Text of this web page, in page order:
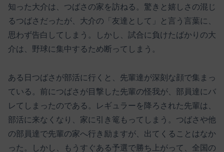
知った大介は、つばさの家を訪ねる。驚きと嬉しさの混じ
るつばさだったが、大介の「友達として」と言う言葉に、
思わず告白してしまう。しかし、試合に負けたばかりの大
介は、野球に集中するため断ってしまう。
ある日つばさが部活に行くと、先輩達が深刻な顔で集まっ
ている。前につばさが目撃した先輩の怪我が、部員達にバ
レてしまったのである。レギュラーを降ろされた先輩は、
部活に来なくなり、家に引き篭もってしまう。つばさや他
の部員達で先輩の家へ行き励ますが、出てくることはなか
った。しかし、もうすぐある予選で勝ち上がって、全国の